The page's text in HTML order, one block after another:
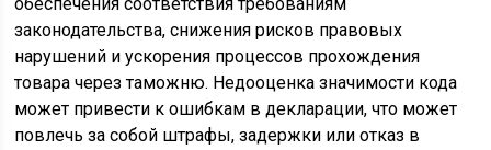
законодательства, снижения рисков правовых
нарушений и ускорения процессов прохождения
товара через таможню. Недооценка значимости кода
может привести к ошибкам в декларации, что может
повлечь за собой штрафы, задержки или отказ в